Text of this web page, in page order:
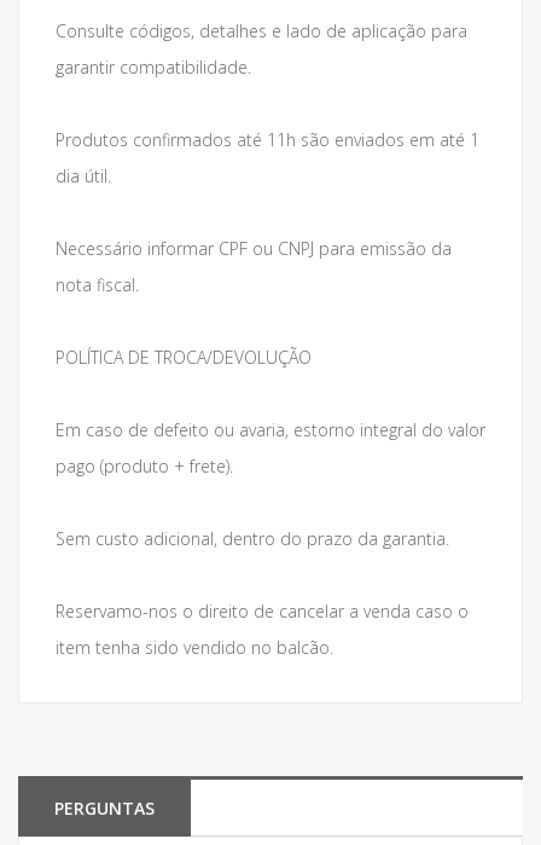
Consulte códigos, detalhes e lado de aplicação para
garantir compatibilidade.
Produtos confirmados até 11h são enviados em até 1
dia útil.
Necessário informar CPF ou CNPJ para emissão da
nota fiscal.
POLÍTICA DE TROCA/DEVOLUÇÃO
Em caso de defeito ou avaria, estorno integral do valor
pago (produto + frete).
Sem custo adicional, dentro do prazo da garantia.
Reservamo-nos o direito de cancelar a venda caso o
item tenha sido vendido no balcão.
PERGUNTAS